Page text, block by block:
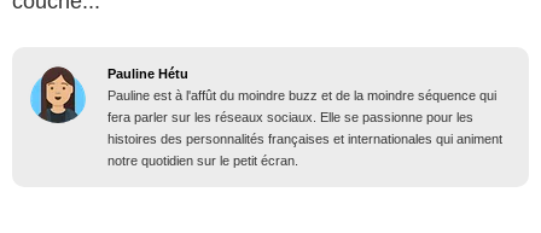
Pauline Hétu
Pauline est à l'affût du moindre buzz et de la moindre séquence qui
fera parler sur les réseaux sociaux. Elle se passionne pour les
histoires des personnalités françaises et internationales qui animent
notre quotidien sur le petit écran.